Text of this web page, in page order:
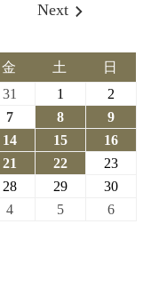
Next
金 土
日
日
日
31
31
1
08-
01
22026-
08-
02
72026-
08-
07
82026-
08-
08
92026-
08-
09
142026-
14
152026-
08-
15
162026-
08-
16
21
08-
222026-
08-
232026-
08-
282026-
292026-
302026-
42026-
52026-
62026-